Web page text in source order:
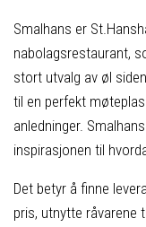
Smalhans er
nabolagsrestaurant,
stort utvalg av øl
til en perfekt
anledninger.
inspirasjonen til
Det betyr å finne
pris, utnytte råvarene